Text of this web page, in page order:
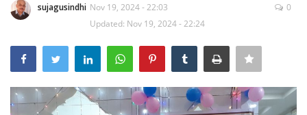
Contact
Sindhi Samaj News
News
sujagusindhi Nov 19, 2024 - 22:03
Updated: Nov 19, 2024 - 22:24
0